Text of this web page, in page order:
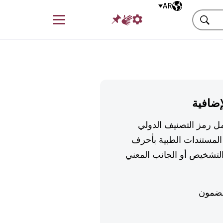
اللغة المختارةAR
قائمة
بحث
رمز التصنيف الدولي
الطبية بأحرف
أو الجانب المعني